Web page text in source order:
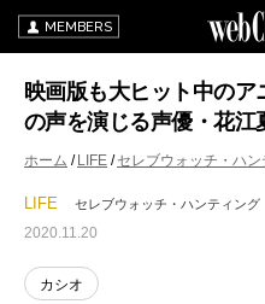
MEMBERS
映画版も大ヒット中の
の声を演じる声優・花江
ホーム LIFE セレブウォッチ・ハ
LIFE セレブウォッチ・ハンティング
2020.11.20
カシオ